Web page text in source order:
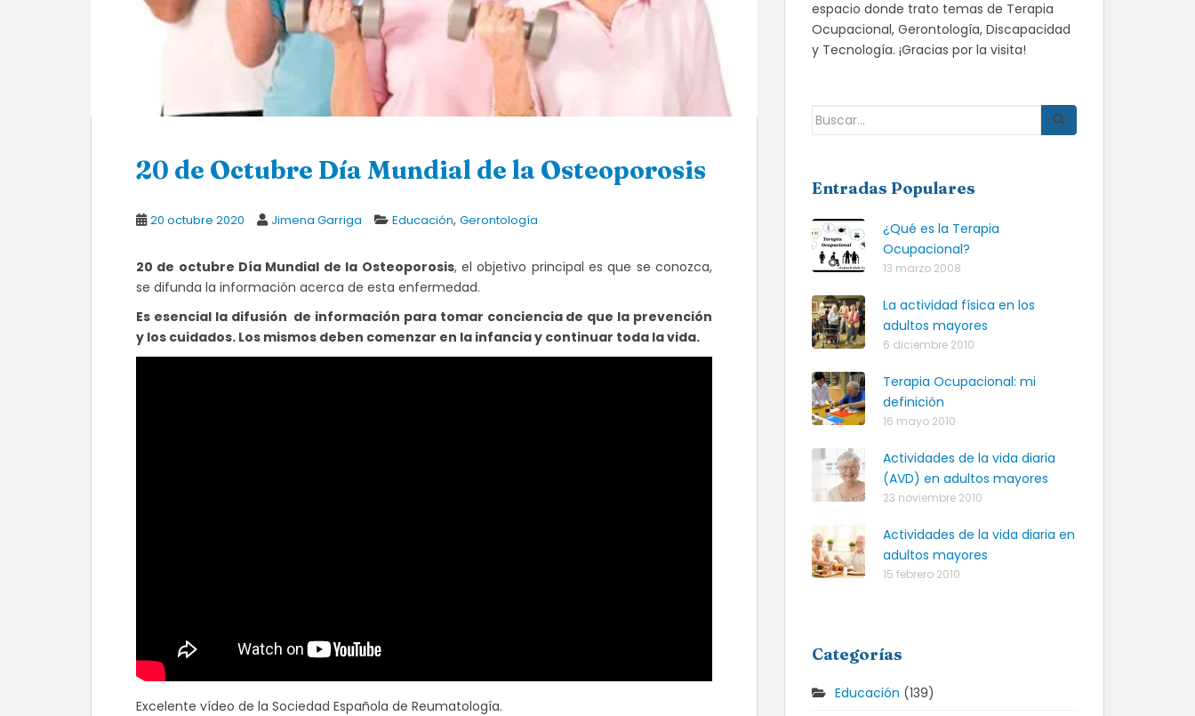
20 de Octubre Día Mundial de la Osteoporosis
20 octubre 2020 Jimena Garriga Educación, Gerontología
20 de octubre Día Mundial de la Osteoporosis, el objetivo principal es que se conozca,
se difunda la información acerca de esta enfermedad.
Es esencial la difusión de información para tomar conciencia de que la prevención
y los cuidados. Los mismos deben comenzar en la infancia y continuar toda la vida.
Excelente vídeo de la Sociedad Española de Reumatología.
espacio donde trato temas de Terapia
Ocupacional, Gerontología, Discapacidad
y Tecnología. ¡Gracias por la visita!
Buscar:
Entradas Populares
¿Qué es la Terapia
Ocupacional?
13 marzo 2008
La actividad física en los
adultos mayores
6 diciembre 2010
Terapia Ocupacional: mi
definición
16 mayo 2010
Actividades de la vida diaria
(AVD) en adultos mayores
23 noviembre 2010
Actividades de la vida diaria en
adultos mayores
15 febrero 2010
Categorías
Educación (139)